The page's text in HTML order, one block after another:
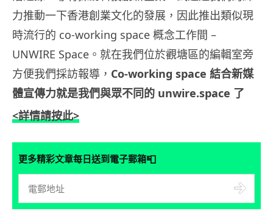
力推動一下香港創業文化的發展，因此推出類似現
時流行的 co-working space 概念工作間 –
UNWIRE Space。就在我們位於觀塘區的編輯室旁
方便我們採訪報導， Co-working space 結合新媒
體宣傳力就是我們與眾不同的 unwire.space 了
<詳情請按此>
更多精彩文章每日送到電子郵箱📮